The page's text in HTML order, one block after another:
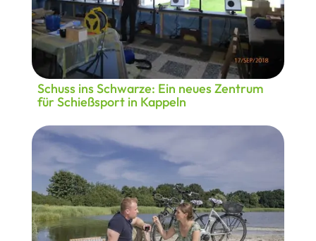
Schuss ins Schwarze: Ein neues Zentrum
für Schießsport in Kappeln